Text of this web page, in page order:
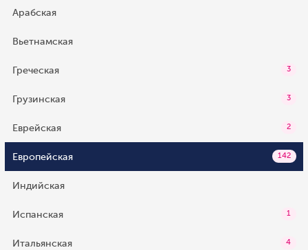
Арабская
Вьетнамская
Греческая 3
Грузинская 3
Еврейская 2
Европейская 142
Индийская
Испанская 1
Итальянская 4